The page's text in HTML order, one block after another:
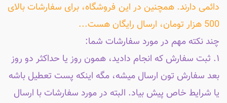
دائمی دارند. همچنین در این فروشگاه، برای سفارشات بالای
500 هزار تومان، ارسال رایگان هست...
چند نکته مهم در مورد سفارشات شما:
۱. ثبت سفارش که انجام دادید، همون روز یا حداکثر دو روز
بعد سفارش تون ارسال میشه، مگه اینکه پست تعطیل باشه
یا شرایط خاص پیش بیاد. البته در مورد سفارشات با ارسال